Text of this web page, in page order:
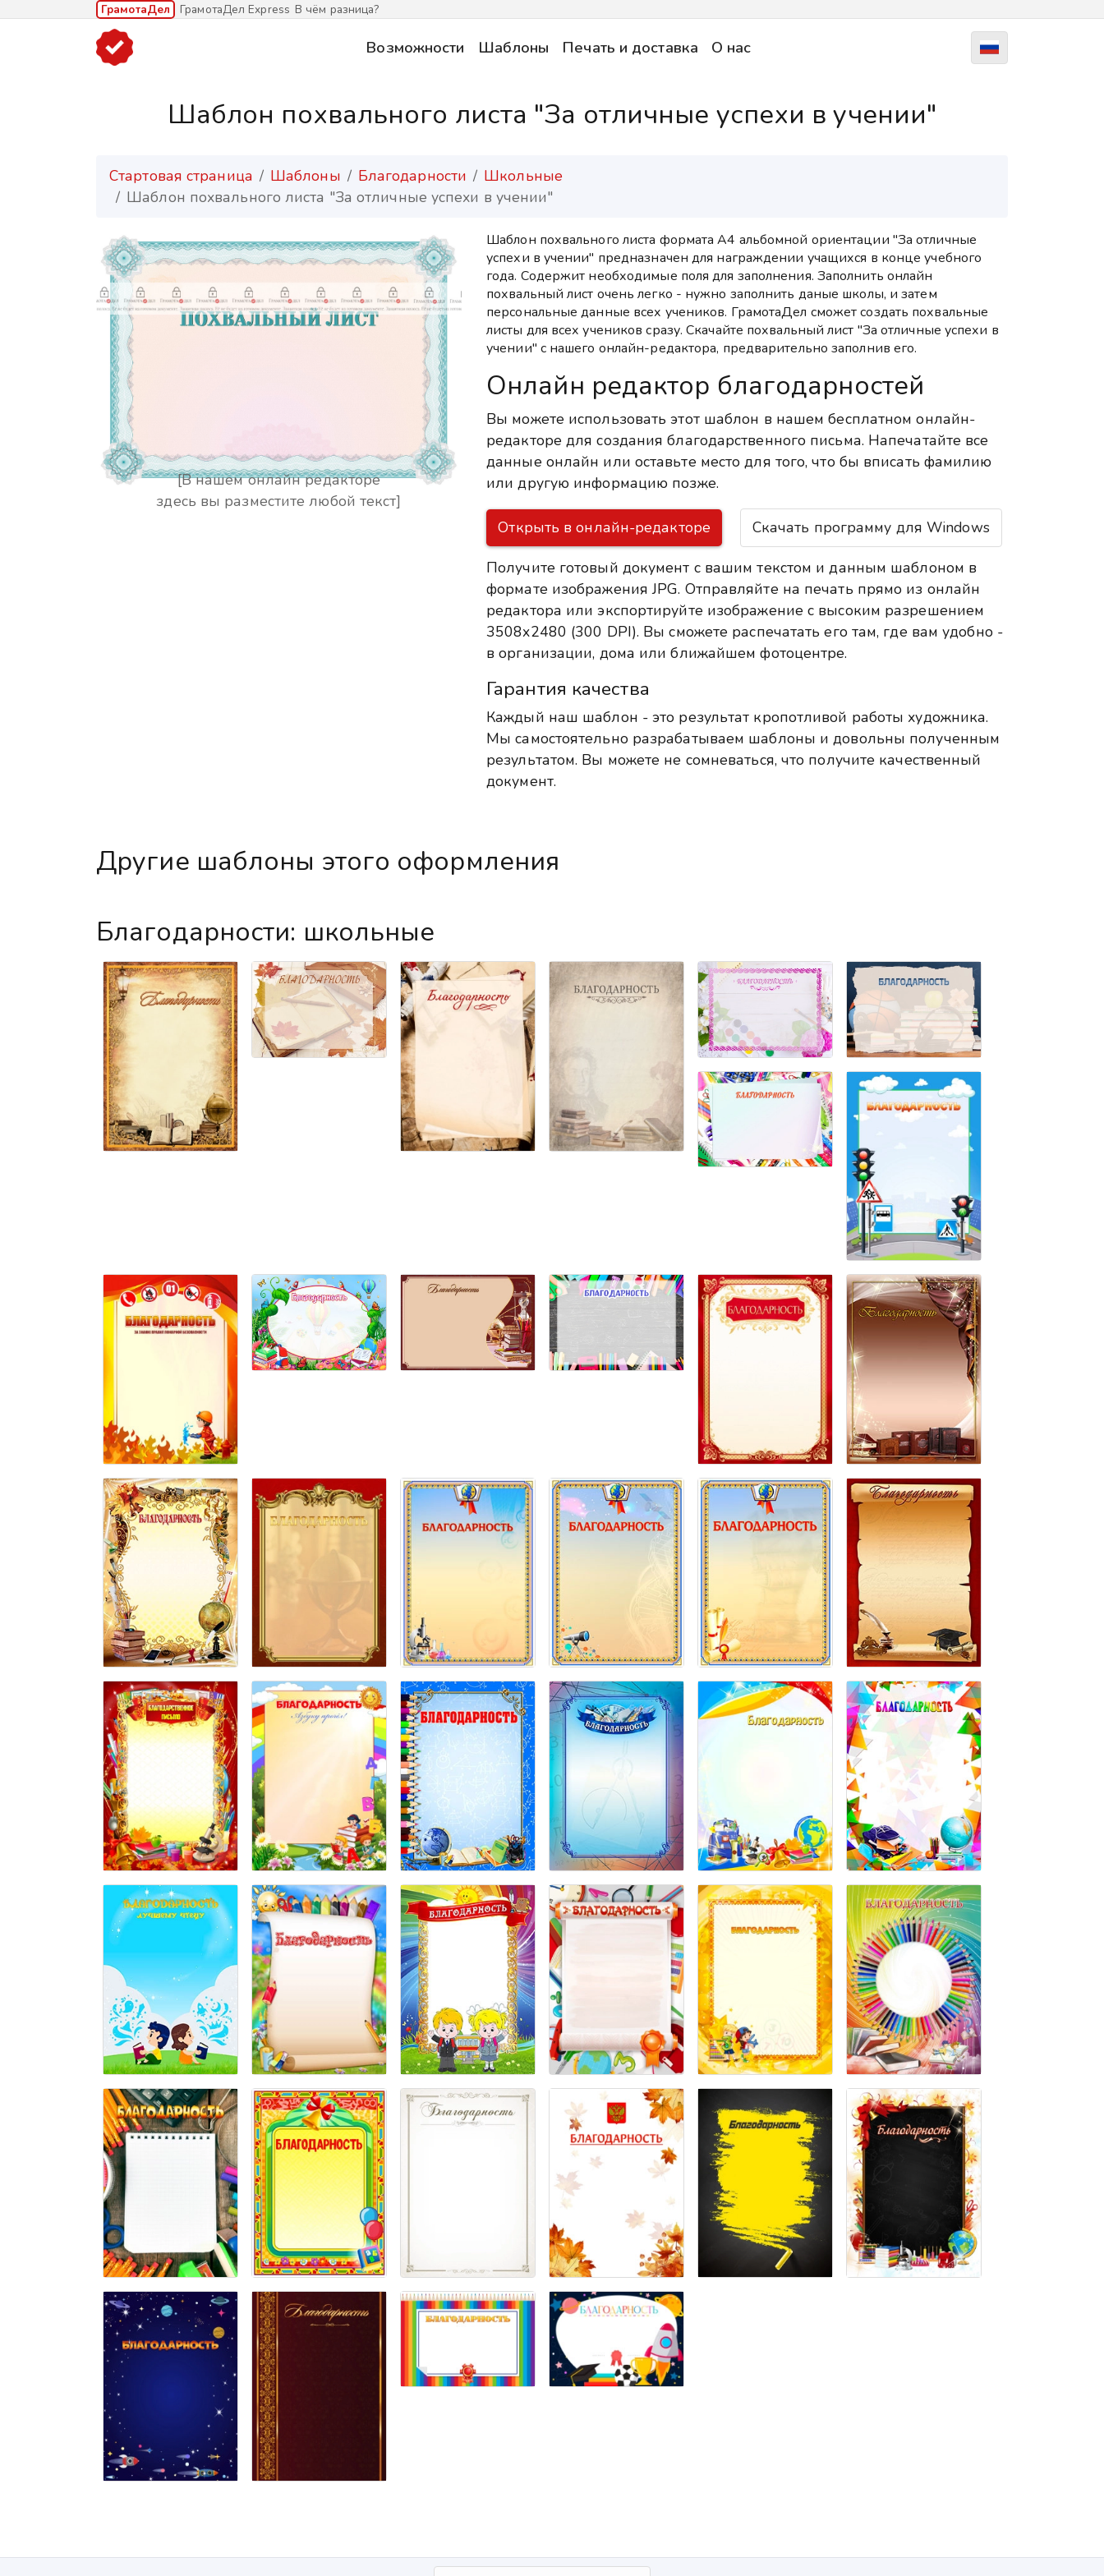
ГрамотаДел ГрамотаДел Express В чём разница?
Возможности Шаблоны Печать и доставка О нас
Шаблон похвального листа "За отличные успехи в учении"
Стартовая страница Шаблоны Благодарности
Школьные
Шаблон похвального листа "За отличные успехи в учении"
[В нашем онлайн редакторе
здесь вы разместите любой текст]
Шаблон похвального листа формата А4 альбомной ориентации "За отличные
успехи в учении" предназначен для награждении учащихся в конце учебного
года. Содержит необходимые поля для заполнения. Заполнить онлайн
похвальный лист очень легко - нужно заполнить даные школы, и затем
персональные данные всех учеников. ГрамотаДел сможет создать похвальные
листы для всех учеников сразу. Скачайте похвальный лист "За отличные успехи в
учении" с нашего онлайн-редактора, предварительно заполнив его.
Онлайн редактор благодарностей
Вы можете использовать этот шаблон в нашем бесплатном онлайн-
редакторе для создания благодарственного письма. Напечатайте все
данные онлайн или оставьте место для того, что бы вписать фамилию
или другую информацию позже.
Открыть в онлайн-редакторе Скачать программу для Windows
Получите готовый документ с вашим текстом и данным шаблоном в
формате изображения JPG. Отправляйте на печать прямо из онлайн
редактора или экспортируйте изображение с высоким разрешением
3508x2480 (300 DPI). Вы сможете распечатать его там, где вам удобно -
в организации, дома или ближайшем фотоцентре.
Гарантия качества
Каждый наш шаблон - это результат кропотливой работы художника.
Мы самостоятельно разрабатываем шаблоны и довольны полученным
результатом. Вы можете не сомневаться, что получите качественный
документ.
Другие шаблоны этого оформления
Благодарности: школьные